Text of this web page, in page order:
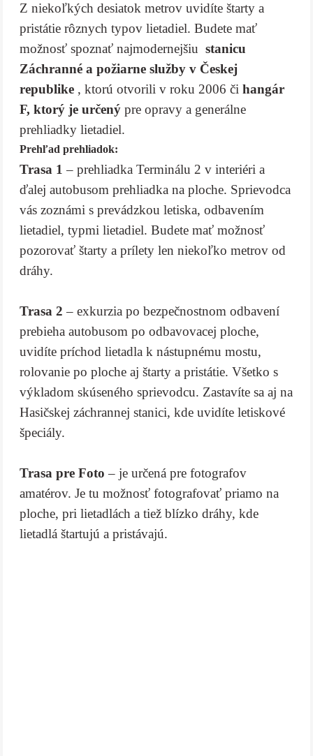
Z niekoľkých desiatok metrov uvidíte štarty a
pristátie rôznych typov lietadiel. Budete mať
možnosť spoznať najmodernejšiu stanicu
Záchranné a požiarne služby v Českej
republike , ktorú otvorili v roku 2006 či hangár
F, ktorý je určený pre opravy a generálne
prehliadky lietadiel.
Prehľad prehliadok:
Trasa 1 – prehliadka Terminálu 2 v interiéri a
ďalej autobusom prehliadka na ploche. Sprievodca
vás zoznámi s prevádzkou letiska, odbavením
lietadiel, typmi lietadiel. Budete mať možnosť
pozorovať štarty a prílety len niekoľko metrov od
dráhy.
Trasa 2 – exkurzia po bezpečnostnom odbavení
prebieha autobusom po odbavovacej ploche,
uvidíte príchod lietadla k nástupnému mostu,
rolovanie po ploche aj štarty a pristátie. Všetko s
výkladom skúseného sprievodcu. Zastavíte sa aj na
Hasičskej záchrannej stanici, kde uvidíte letiskové
špeciály.
Trasa pre Foto – je určená pre fotografov
amatérov. Je tu možnosť fotografovať priamo na
ploche, pri lietadlách a tiež blízko dráhy, kde
lietadlá štartujú a pristávajú.